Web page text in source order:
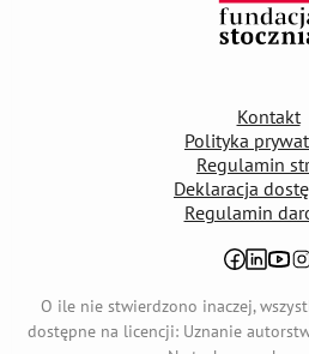
Kontakt
Polityka
Regulamin
Deklaracja
Regulamin
otwiera
O ile nie stwierdzono inaczej,
dostępne na licencji: Uznanie